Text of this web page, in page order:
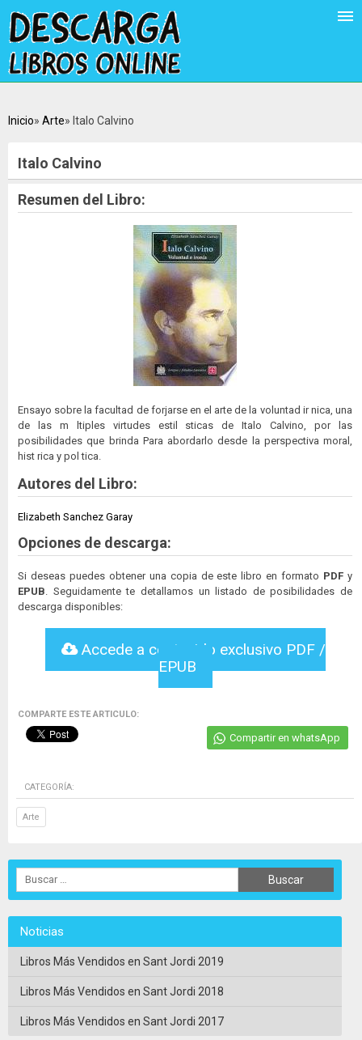
Inicio Arte Italo Calvino
Italo Calvino
Resumen del Libro:
Ensayo sobre la facultad de forjarse en el arte de la voluntad ir nica, una
de las m ltiples virtudes estil sticas de Italo Calvino, por las
posibilidades que brinda Para abordarlo desde la perspectiva moral,
hist rica y pol tica.
Autores del Libro:
Elizabeth Sanchez Garay
Opciones de descarga:
Si deseas puedes obtener una copia de este libro en formato PDF y
EPUB . Seguidamente te detallamos un listado de posibilidades de
descarga disponibles:
Accede a contenido exclusivo PDF /
EPUB
COMPARTE ESTE ARTICULO:
Compartir en whatsApp
CATEGORÍA:
Arte
Noticias
Libros Más Vendidos en Sant Jordi 2019
Libros Más Vendidos en Sant Jordi 2018
Libros Más Vendidos en Sant Jordi 2017